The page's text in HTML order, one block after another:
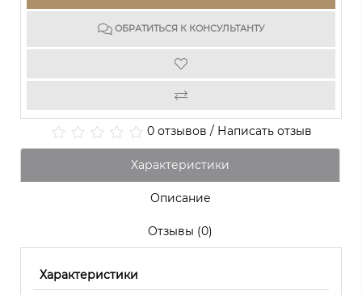
ОБРАТИТЬСЯ К КОНСУЛЬТАНТУ
0 отзывов / Написать отзыв
Характеристики
Описание
Отзывы (0)
Характеристики